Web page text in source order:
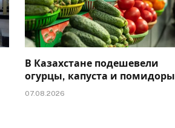
В Казахстане подешевели
огурцы, капуста и помидоры
07.08.2026